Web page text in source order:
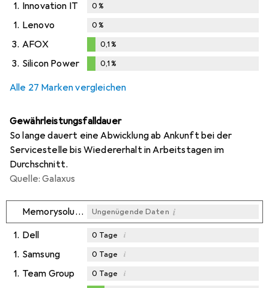
1. Innovation IT 0%
1. Lenovo 0%
3. AFOX
%
0,1%
3. Silicon Power 0,1%
Alle 27 Marken vergleichen
Gewährleistungsfalldauer
So lange dauert eine Abwicklung ab Ankunft bei der
Servicestelle bis Wiedererhalt in Arbeitstagen im
Durchschnitt.
Quelle: Galaxus
Memorysolution Ungenügende Daten i
1. Dell 0 Tage i
1. Samsung 0 Tage i
1. Team Group 0 Tage i